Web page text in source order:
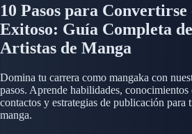
10 Pasos para
Exitoso: Guía Completa
Artistas de Manga
Domina tu carrera como mangaka con
pasos. Aprende habilidades,
contactos y estrategias de publicación para
manga.